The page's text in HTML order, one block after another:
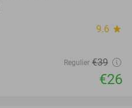
9.6 star
Regulier €39
€26